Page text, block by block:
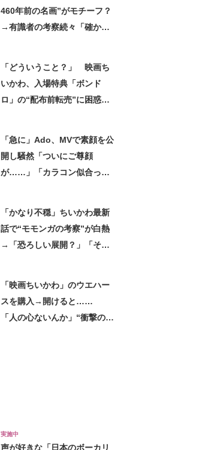
460年前の名画”がモチーフ？
→有識者の考察続々「確かに
「どういうこと？」 映画ち
いかわ、入場特典「ボンド
ロ」の“配布前転売”に困惑の
「急に」Ado、MVで素顔を公
開し騒然「ついにご尊顔
が……」「カラコン似合って
「かなり不穏」ちいかわ最新
話で“モモンガの考察”が白熱
→「恐ろしい展開？」「そろ
「映画ちいかわ」のウエハー
スを購入→開けると……
「人の心ないんか」“衝撃の中
実施中
声が好きな「日本のボーカリ